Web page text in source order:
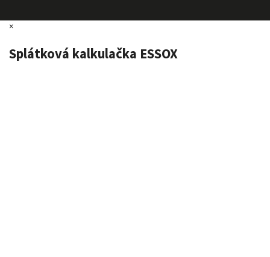
×
Splátková kalkulačka ESSOX